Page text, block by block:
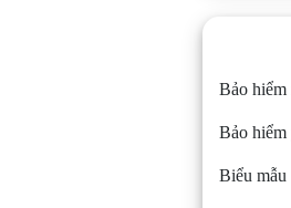
Bảo hiểm
Bảo hiểm
Biểu mẫu